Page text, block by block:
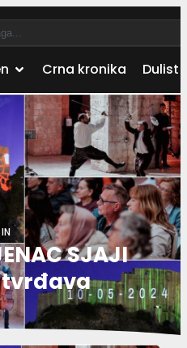
Crna kronika Dulist
SJAJI
tvrđava